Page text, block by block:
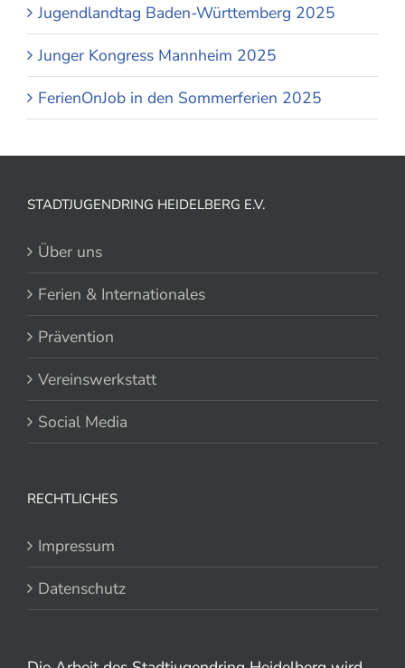
Jugendlandtag Baden-Württemberg 2025
Junger Kongress Mannheim 2025
FerienOnJob in den Sommerferien 2025
STADTJUGENDRING HEIDELBERG E.V.
Über uns
Ferien & Internationales
Prävention
Vereinswerkstatt
Social Media
RECHTLICHES
Impressum
Datenschutz